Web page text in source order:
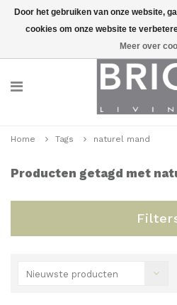
Home Tags naturel mand
Producten getagd met
Nieuwste producten
Door het gebruiken van onze website,
cookies om onze website te
Meer over